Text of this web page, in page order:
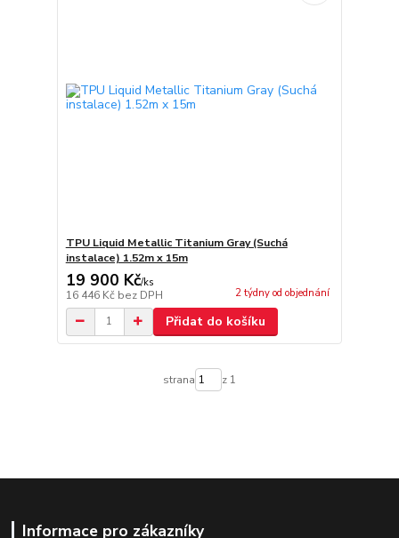
TPU Liquid Metallic Titanium Gray (Suchá
instalace) 1.52m x 15m
19 900 Kč/ks
16 446 Kč bez DPH 2 týdny od objednání
Přidat do košíku
strana z 1
Informace pro zákazníky